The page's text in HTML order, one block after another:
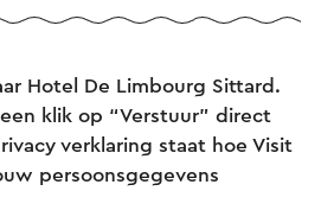
Hotel De Limbourg Sittard.
klik op “Verstuur” direct
verklaring staat hoe Visit
persoonsgegevens